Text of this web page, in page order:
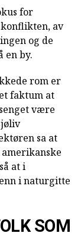
for
av
og de
en by.
rom er
faktum at
være
sa at
at i
i naturgitte
SOM